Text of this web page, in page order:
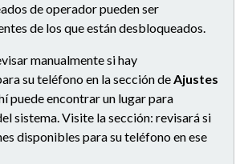
de operador pueden ser
de los que están desbloqueados.
manualmente si hay
su teléfono en la sección deAjustes
puede encontrar un lugar para
sistema. Visite la sección: revisará si
disponibles para su teléfono en ese